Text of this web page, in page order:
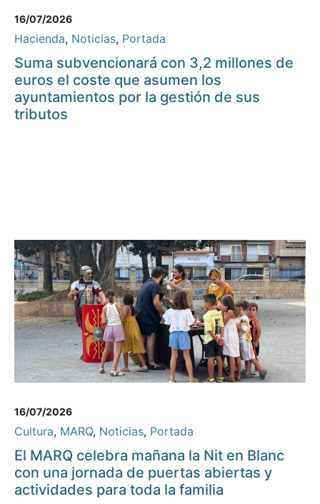
16/07/2026
Hacienda, Noticias, Portada
Suma subvencionará con 3,2 millones de
euros el coste que asumen los
ayuntamientos por la gestión de sus
tributos
16/07/2026
Cultura, MARQ, Noticias, Portada
El MARQ celebra mañana la Nit en Blanc
con una jornada de puertas abiertas y
actividades para toda la familia